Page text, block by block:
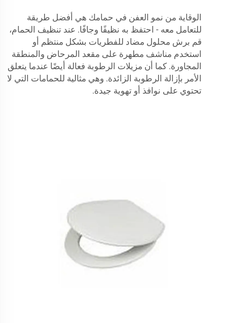
الوقاية من نمو العفن في حمامك هي أفضل طريقة
للتعامل معه - احتفظ به نظيفًا وجافًا. عند تنظيف الحمام،
قم برش محلول مضاد للفطريات بشكل منتظم أو
استخدم مناشف مطهرة على مقعد المرحاض والمنطقة
المجاورة. كما أن مزيلات الرطوبة فعالة أيضًا عندما يتعلق
الأمر بإزالة الرطوبة الزائدة. وهي مثالية للحمامات التي لا
تحتوي على نوافذ أو تهوية جيدة.